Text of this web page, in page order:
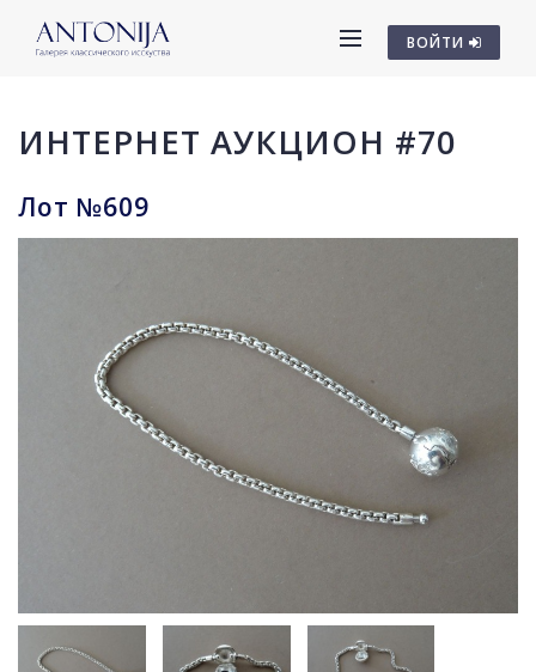
ВОЙТИ
ИНТЕРНЕТ АУКЦИОН #70
Лот №609